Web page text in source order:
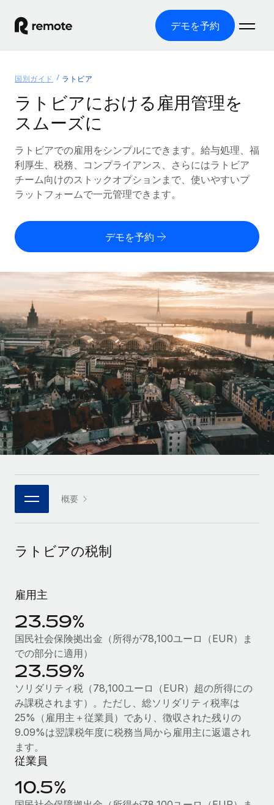
デモを予約
グローバル雇用
グローバル給与処理
コンプライアンス対応の給与処理を手軽に
Employer of Record（EOR）
グローバル展開をコストをかけずに実現
Contractor of Record
世界中の契約社員と法令を遵守して契約
世界中の契約社員をオンボーディングし、管理
PEO
複雑な雇用関連業務を外部委託
インフラ
Remote統合
人事機能をワークフローにシームレスに統合する
プラットフォーム
チームのための人事の基本機能を内蔵
接続 新しい
当社のMCPを使用して、あらゆるAIツールをRemoteに接続
統合
基本的なビジネスツールを活用して業務プロセスを効率化す
専門家に相談
バックグラウンドチェック
候補者の選考プロセスをシンプルに
Compliance Watchtower
コンプライアンスリスクを先回りして対応
デバイス管理
ITデバイスを世界規模で提供・管理
法人設立
移住・転勤
ソリューション
各国の制度に対応
国別ガイド
/国別のグローバル雇用支援を検索する
Remoteを他社と比較
成長の段階
スタートアップ
成長中の企業向けのアジャイルなグローバルHR・給与処理ソ
リューション
ミッドマーケット
カスタマイズされた人事ソリューションでチームを拡大する
企業
大企業向けのグローバルHR
パートナーに登録
戦略的テクノロジーパートナー
グローバルな人事機能を柔軟に自社プラットフォームへ統合
当社とのパートナーシップの可能性を検討する
統合とAI自動化に関するコンサルティング
活用事例
リソース
ツールと計算ツール
従業員コスト計算ツール
契約社員の報酬計算ツール
グローバルな契約社員向けに、通貨オプションと支払スピー
REMOTEで学習
リサーチおよびガイド
活用事例
HR用語集
チェックリストおよびテンプレート
職務内容ライブラリ
ウェビナー
イベント
ニュースルーム
情報センター
サポートを依頼する
すべてのリソースを表示する
ブログ
グローバル給与処理
EORおよびPEO
契約社員管理
税務
価格
English
Nederlands
Français
Deutsch
Español
Italiano
Português (Portugal)
日本語
한국어
ログイン
国別ガイド ラトビア
ラトビアにおける雇用管理を
スムーズに
ラトビアでの雇用をシンプルにできます。給与処理、福
利厚生、税務、コンプライアンス、さらにはラトビア
チーム向けのストックオプションまで、使いやすいプ
ラットフォームで一元管理できます。
デモを予約
概要
ラトビアの税制
雇用主
23.59%
国民社会保険拠出金（所得が78,100ユーロ（EUR）ま
での部分に適用）
23.59%
ソリダリティ税（78,100ユーロ（EUR）超の所得にの
み課税されます）。ただし、総ソリダリティ税率は
25%（雇用主＋従業員）であり、徴収された残りの
9.09%は翌課税年度に税務当局から雇用主に返還され
ます。
従業員
10.5%